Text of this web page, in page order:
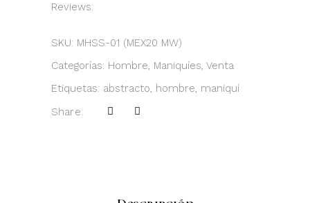
Reviews:
SKU: MHSS-01 (MEX20 MW)
Categorías: Hombre, Maniquíes, Venta
Etiquetas: abstracto, hombre, maniquí
Share: